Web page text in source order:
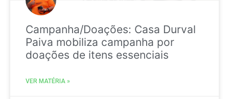
Campanha/Doações: Casa Durval
Paiva mobiliza campanha por
doações de itens essenciais
VER MATÉRIA »